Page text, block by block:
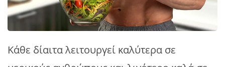
Κάθε δίαιτα λειτουργεί καλύτερα σε